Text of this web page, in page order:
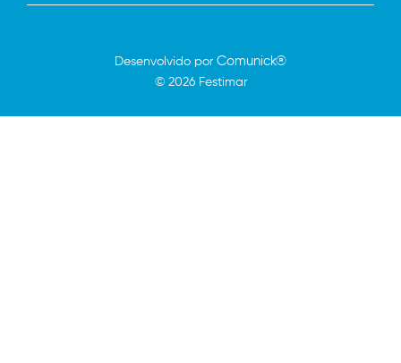
© 2026 Festimar
Desenvolvido porComunick®